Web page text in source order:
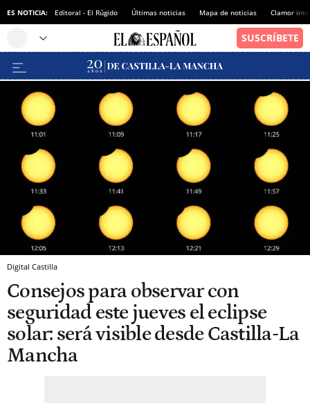
ES NOTICIA: Editoral - El Rúgido Últimas noticias Mapa de noticias Clamor
Digital Castilla
Consejos para observar con
seguridad este jueves el eclipse
solar: será visible desde Castilla-La
Mancha